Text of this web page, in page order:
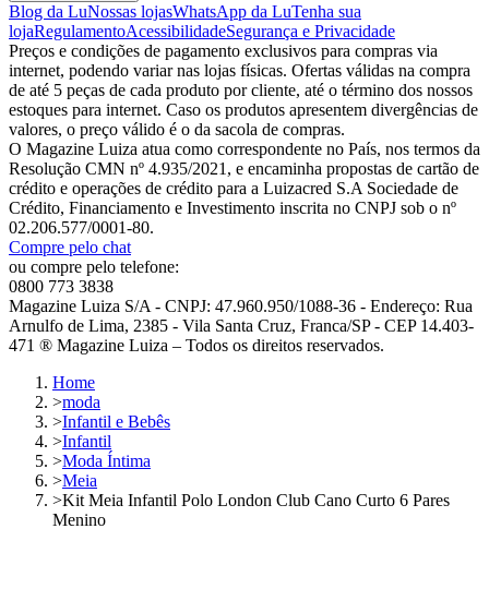
Blog da LuNossas lojasWhatsApp da LuTenha sua
lojaRegulamentoAcessibilidadeSegurança e Privacidade
Preços e condições de pagamento exclusivos para compras via
internet, podendo variar nas lojas físicas. Ofertas válidas na compra
de até 5 peças de cada produto por cliente, até o término dos nossos
estoques para internet. Caso os produtos apresentem divergências de
valores, o preço válido é o da sacola de compras.
O Magazine Luiza atua como correspondente no País, nos termos da
Resolução CMN nº 4.935/2021, e encaminha propostas de cartão de
crédito e operações de crédito para a Luizacred S.A Sociedade de
Crédito, Financiamento e Investimento inscrita no CNPJ sob o nº
02.206.577/0001-80.
Compre pelo chat
ou compre pelo telefone:
0800 773 3838
Magazine Luiza S/A - CNPJ: 47.960.950/1088-36 - Endereço: Rua
Arnulfo de Lima, 2385 - Vila Santa Cruz, Franca/SP - CEP 14.403-
471 ® Magazine Luiza – Todos os direitos reservados.
Home
>moda
>Infantil e Bebês
>Infantil
>Moda Íntima
>Meia
>Kit Meia Infantil Polo London Club Cano Curto 6 Pares
Menino